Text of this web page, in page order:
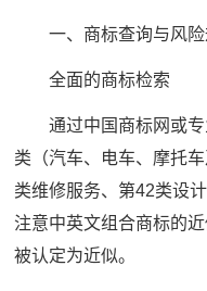
一、商标查询与风险
全面的商标检索
通过中国商标网或专
类（汽车、电车、摩托
类维修服务、第42类设
注意中英文组合商标的近
被认定为近似。